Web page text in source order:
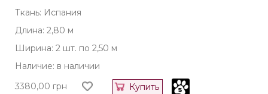
Ткань: Испания
Длина: 2,80 м
Ширина: 2 шт. по 2,50 м
Наличие: в наличии
3380,00 грн Купить